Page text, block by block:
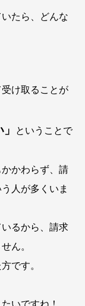
たら、どんな
け取ることが
ということで
かわらず、請
人が多くいま
るから、請求
ん。
です。
いですね！